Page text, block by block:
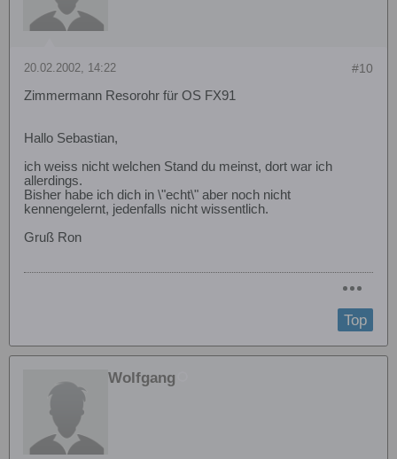
#10
20.02.2002, 14:22
Zimmermann Resorohr für OS FX91
Hallo Sebastian,
ich weiss nicht welchen Stand du meinst, dort war ich
allerdings.
Bisher habe ich dich in \"echt\" aber noch nicht
kennengelernt, jedenfalls nicht wissentlich.
Gruß Ron
Top
Wolfgang